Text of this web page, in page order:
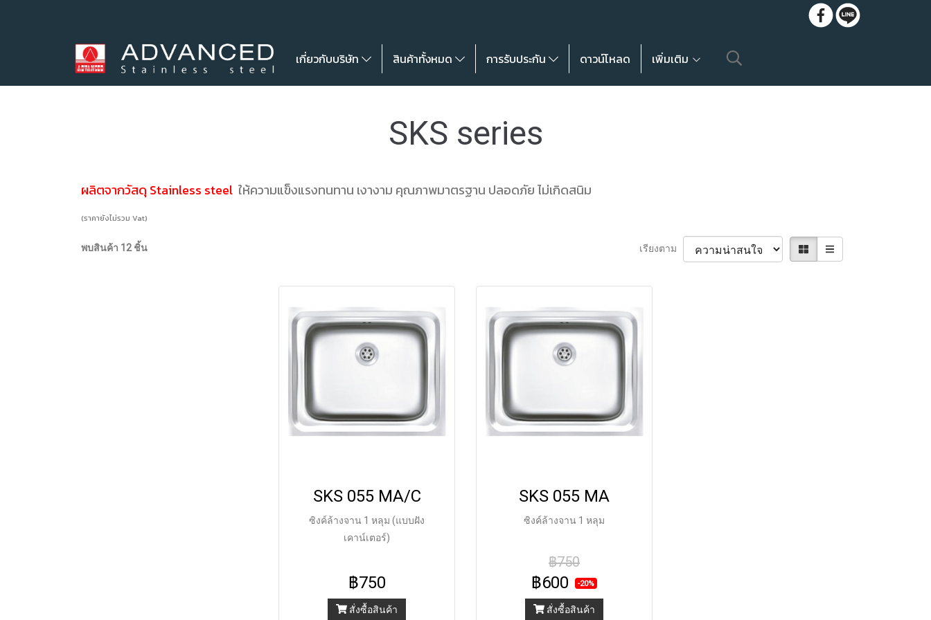
เกี่ยวกับบริษัท สินค้าทั้งหมด การรับประกัน ดาวน์โหลด เพิ่มเติม
SKS series
ผลิตจากวัสดุ Stainless steel ให้ความแข็งแรงทนทาน เงางาม คุณภาพมาตรฐาน ปลอดภัย ไม่เกิดสนิม
(ราคายังไม่รวม Vat)
พบสินค้า 12 ชิ้น เรียงตาม
SKS 055 MA/C
ซิงค์ล้างจาน 1 หลุม (แบบฝัง
เคาน์เตอร์)
฿750
สั่งซื้อสินค้า
SKS 055 MA
ซิงค์ล้างจาน 1 หลุม
฿750
฿600 -20%
สั่งซื้อสินค้า